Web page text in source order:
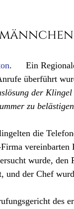
. Ein
überführt
der
zu belästigen
die
vereinbarten
wurde, den
und der Chef
des